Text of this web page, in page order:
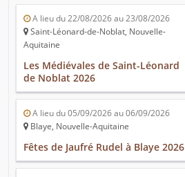
A lieu du 22/08/2026 au 23/08/2026
Saint-Léonard-de-Noblat, Nouvelle-
Aquitaine
Les Médiévales de Saint-Léonard
de Noblat 2026
A lieu du 05/09/2026 au 06/09/2026
Blaye, Nouvelle-Aquitaine
Fêtes de Jaufré Rudel à Blaye 2026